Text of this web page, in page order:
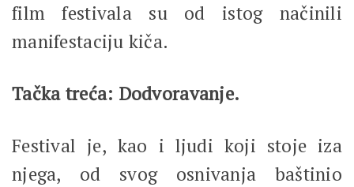
film festivala su od istog načinili
manifestaciju kiča.
Tačka treća: Dodvoravanje.
Festival je, kao i ljudi koji stoje iza
njega, od svog osnivanja baštinio